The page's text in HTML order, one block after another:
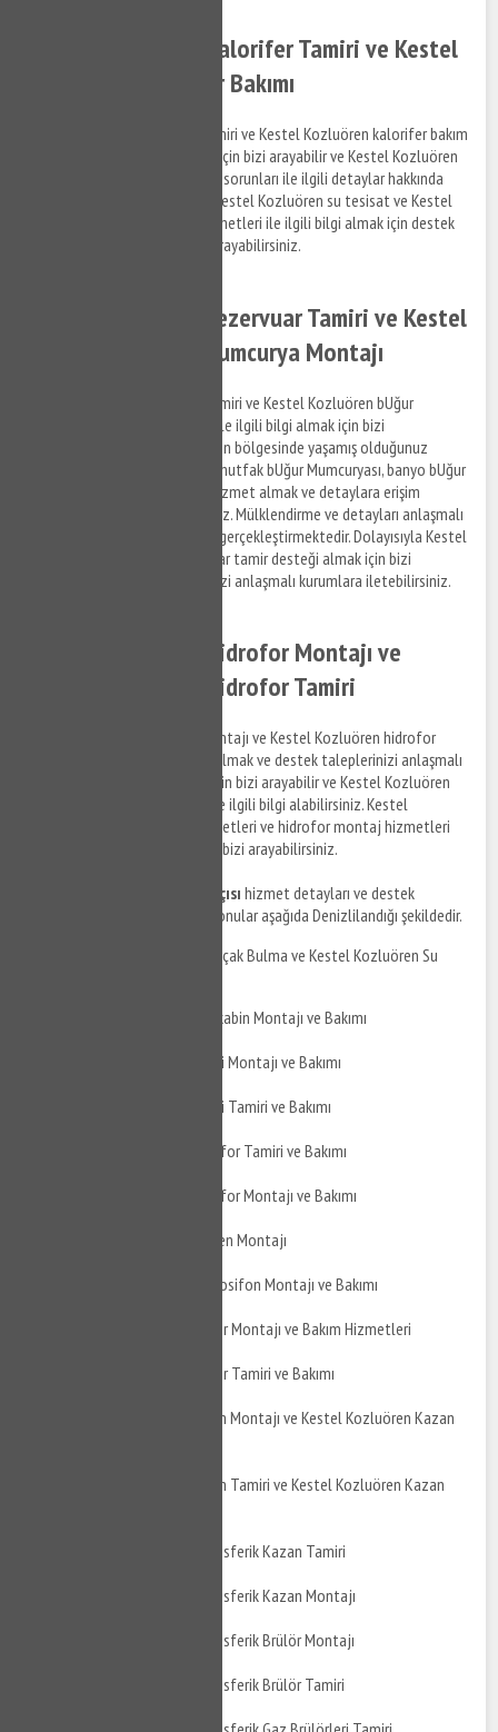
Kestel Kozluören Kalorifer Tamiri ve Kestel
Kozluören Kalorifer Bakımı
Kestel Kozluören kalorifer tamiri ve Kestel Kozluören kalorifer bakım
hizmetleri ile ilgili bilgi almak için bizi arayabilir ve Kestel Kozluören
bölgesinde yaşadığınız tesisat sorunları ile ilgili detaylar hakkında
bizimle iletişim kurabilirsiniz. Kestel Kozluören su tesisat ve Kestel
Kozluören kalorifer tamiri hizmetleri ile ilgili bilgi almak için destek
taleplerinizi iletmek için bizi arayabilirsiniz.
Kestel Kozluören Rezervuar Tamiri ve Kestel
Kozluören BUğur Mumcurya Montajı
Kestel Kozluören rezervuar tamiri ve Kestel Kozluören bUğur
Mumcurya montaj hizmetleri ile ilgili bilgi almak için bizi
arayabilirsiniz. Kestel Kozluören bölgesinde yaşamış olduğunuz
gömme rezervuar arızaları ve mutfak bUğur Mumcuryası, banyo bUğur
Mumcuryası arızaları ile ilgili hizmet almak ve detaylara erişim
sağlamak için bizi arayabilirsiniz. Mülklendirme ve detayları anlaşmalı
olduğumuz firma personelleri gerçekleştirmektedir. Dolayısıyla Kestel
Kozluören bölgesinde rezervuar tamir desteği almak için bizi
arayabilir ve destek taleplerinizi anlaşmalı kurumlara iletebilirsiniz.
Kestel Kozluören Hidrofor Montajı ve
Kestel Kozluören Hidrofor Tamiri
Kestel Kozluören hidrofor montajı ve Kestel Kozluören hidrofor
tamir hizmetleri ile ilgili bilgi almak ve destek taleplerinizi anlaşmalı
firma personellerine iletmek için bizi arayabilir ve Kestel Kozluören
bölgesinde su tesisat tamiri ile ilgili bilgi alabilirsiniz. Kestel
Kozluören hidrofor tamir hizmetleri ve hidrofor montaj hizmetleri
ile ilgili detaylı bilgi almak için bizi arayabilirsiniz.
Kestel Kozluören su tesisatçısı hizmet detayları ve destek
taleplerinizi iletebileceğiniz konular aşağıda Denizlilandığı şekildedir.
Kestel Kozluören Su Kaçak Bulma ve Kestel Kozluören Su
Kestel Kozluören Duşakabin Montajı ve Bakımı
Kestel Kozluören Jakuzi Montajı ve Bakımı
Kestel Kozluören Jakuzi Tamiri ve Bakımı
Kestel Kozluören Hidrofor Tamiri ve Bakımı
Kestel Kozluören Hidrofor Montajı ve Bakımı
Kestel Kozluören Şofben Montajı
Kestel Kozluören Termosifon Montajı ve Bakımı
Kestel Kozluören Boyler Montajı ve Bakım Hizmetleri
Kestel Kozluören Boyler Tamiri ve Bakımı
Kestel Kozluören Kazan Montajı ve Kestel Kozluören Kazan
Kestel Kozluören Kazan Tamiri ve Kestel Kozluören Kazan
Kestel Kozluören Atmosferik Kazan Tamiri
Kestel Kozluören Atmosferik Kazan Montajı
Kestel Kozluören Atmosferik Brülör Montajı
Kestel Kozluören Atmosferik Brülör Tamiri